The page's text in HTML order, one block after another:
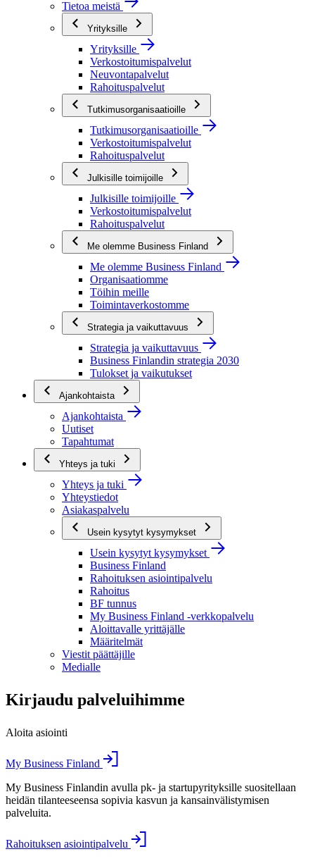
Tietoa meistä
Yrityksille
Yrityksille
Verkostoitumispalvelut
Neuvontapalvelut
Rahoituspalvelut
Tutkimusorganisaatioille
Tutkimusorganisaatioille
Verkostoitumispalvelut
Rahoituspalvelut
Julkisille toimijoille
Julkisille toimijoille
Verkostoitumispalvelut
Rahoituspalvelut
Me olemme Business Finland
Me olemme Business Finland
Organisaatiomme
Töihin meille
Toimintaverkostomme
Strategia ja vaikuttavuus
Strategia ja vaikuttavuus
Business Finlandin strategia 2030
Tulokset ja vaikutukset
Ajankohtaista
Ajankohtaista
Uutiset
Tapahtumat
Yhteys ja tuki
Yhteys ja tuki
Yhteystiedot
Asiakaspalvelu
Usein kysytyt kysymykset
Usein kysytyt kysymykset
Business Finland
Rahoituksen asiointipalvelu
Rahoitus
BF tunnus
My Business Finland -verkkopalvelu
Aloittavalle yrittäjälle
Määritelmät
Viestit päättäjille
Medialle
Kirjaudu palveluihimme
Aloita asiointi
My Business Finland
My Business Finlandin avulla pk- ja startupyrityksille suositellaan
heidän tilanteeseensa sopivia kasvun ja kansainvälistymisen
palveluita.
Rahoituksen asiointipalvelu